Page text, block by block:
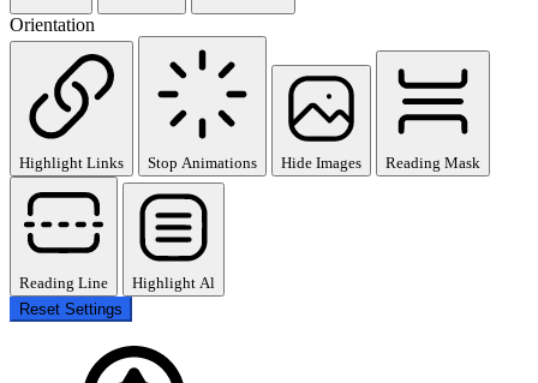
Orientation
Highlight Links Stop Animations Hide Images Reading Mask
Reading Line
Highlight Al
Reset Settings